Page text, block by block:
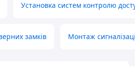
Установка систем контролю
замків Монтаж